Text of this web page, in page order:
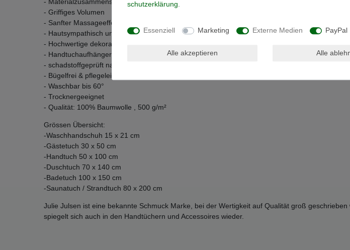
- Materialzusammensetztung: 100% Baumwolle
- Griffiges Volumen
- Sanfter Massageeffekt
- Hautsympathisch und Strapazierfähig
- Hochwertige dekorative Bordüre im klassischen Design mit breitem Abschluss
- Handtuchaufhänger
- schadstoffgeprüft nach Öko-Tex Standard 100
- Bügelfrei & pflegeleicht
- Waschbar bis 60°
- Trocknergeeignet
- Qualität: 100% Baumwolle , 500 g/m²
Grössen Übersicht:
-Waschhandschuh 15 x 21 cm
-Gästetuch 30 x 50 cm
-Handtuch 50 x 100 cm
-Duschtuch 70 x 140 cm
-Badetuch 100 x 150 cm
-Saunatuch / Strandtuch 80 x 200 cm
Julie Julsen ist eine bekannte Schmuck Marke, bei der Wertigkeit auf Qualität groß geschrieben
spiegelt sich auch in den Handtüchern und Accessoires wieder.
schutz­erklärung
Essenziell Marketing Externe Medien PayPal
Alle akzeptieren Alle